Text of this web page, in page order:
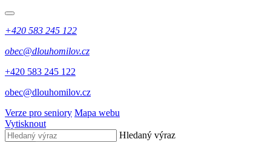
+420 583 245 122
obec@dlouhomilov.cz
+420 583 245 122
obec@dlouhomilov.cz
Verze pro seniory Mapa webu
Vytisknout
Hledaný výraz